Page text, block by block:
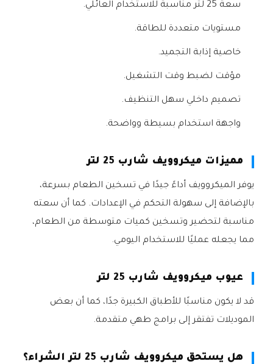
سعة 25 لتر مناسبة للاستخدام العائلي.
مستويات متعددة للطاقة.
خاصية إذابة التجميد.
مؤقت لضبط وقت التشغيل.
تصميم داخلي سهل التنظيف.
واجهة استخدام بسيطة وواضحة.
مميزات ميكروويف شارب 25 لتر
يوفر الميكروويف أداءً جيدًا في تسخين الطعام بسرعة،
بالإضافة إلى سهولة التحكم في الإعدادات. كما أن سعته
مناسبة لتحضير وتسخين كميات متوسطة من الطعام،
مما يجعله عمليًا للاستخدام اليومي.
عيوب ميكروويف شارب 25 لتر
قد لا يكون مناسبًا للأطباق الكبيرة جدًا، كما أن بعض
الموديلات تفتقر إلى برامج طهي متقدمة.
هل يستحق ميكروويف شارب 25 لتر الشراء؟